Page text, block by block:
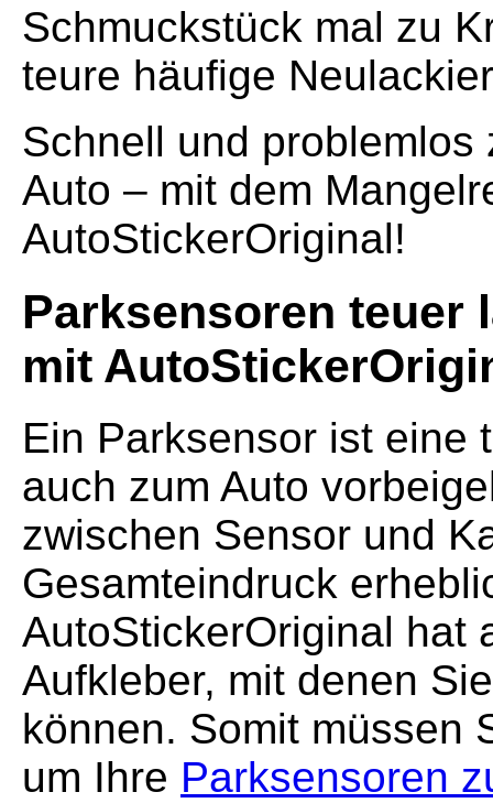
Schmuckstück mal zu
teure häufige
Schnell und
Auto – mit dem
AutoStickerOriginal!
Parksensoren teuer
mit
Ein Parksensor ist eine
auch zum Auto
zwischen Sensor und
Gesamteindruck
AutoStickerOriginal hat
Aufkleber, mit denen
können. Somit müssen
um Ihre Parksensoren